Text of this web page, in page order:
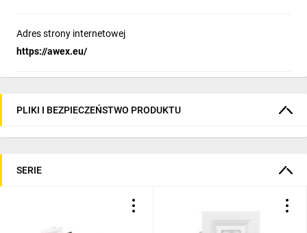
Adres strony internetowej
https://awex.eu/
PLIKI I BEZPIECZEŃSTWO PRODUKTU
SERIE